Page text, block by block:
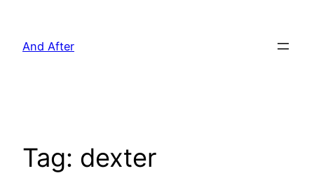
And After
Tag: dexter